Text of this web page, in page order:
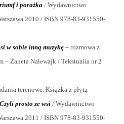
i porażka/ Wydawnictwo
2010 / ISBN 978-83-931550-
w sobie inną muzykę– rozmowa z
– Żaneta Nalewajk / Tekstualia nr 2
terenowe. Książka z płytą
prosto ze wsi/ Wydawnictwo
2011 / ISBN 978-83-931550-